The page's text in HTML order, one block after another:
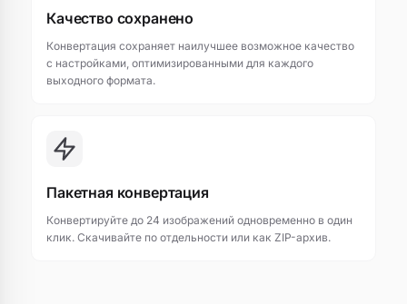
Качество сохранено
Конвертация сохраняет наилучшее возможное качество
с настройками, оптимизированными для каждого
выходного формата.
Пакетная конвертация
Конвертируйте до 24 изображений одновременно в один
клик. Скачивайте по отдельности или как ZIP-архив.